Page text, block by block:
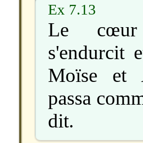
Ex 7.13
Le
s'endurcit
Moïse et
passa
dit.